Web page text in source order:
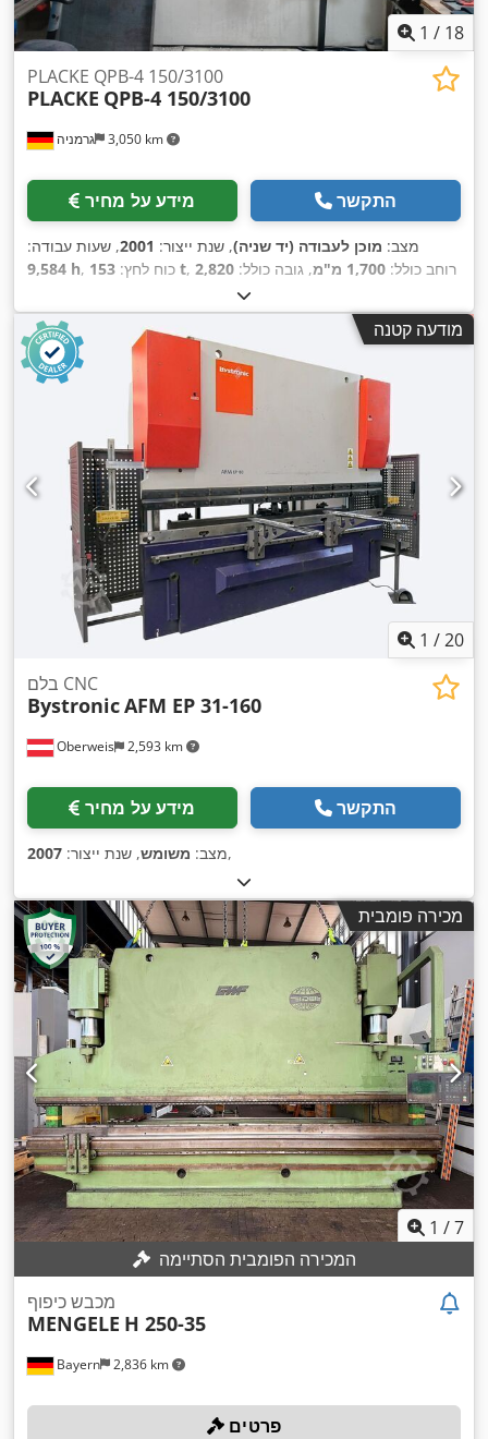
1 / 18
גרמניה 3,050 km
PLACKE QPB-4 150/3100
PLACKE QPB-4 150/3100
מידע על מחיר התקשר
מצב: מוכן לעבודה (יד שניה), שנת ייצור: 2001, שעות עבודה:
9,584 h
, כוח לחץ: 153 t , רוחב כולל: 1,700 מ"מ , גובה כולל: 2,820
, משקל כולל:
69T
, אורך מוצר (מקסימום):3,400 מ"מ , מספר צירים:4 ,
מודעה קטנה
1 /20
Oberweis 2,593 km
בלם CNC
BystronicAFM EP 31-160
מידע על מחיר התקשר
מצב: משומש, שנת ייצור: 2007 ,
מכירה פומבית
1 /7
המכירה הפומבית הסתיימה
Bayern 2,836 km
מכבש כיפוף
MENGELE H 250-35
פרטים